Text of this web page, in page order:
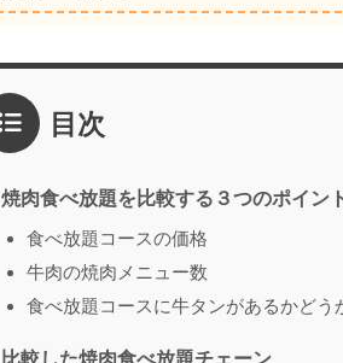
目次
焼肉食べ放題を比較する３つのポイン
食べ放題コースの価格
牛肉の焼肉メニュー数
食べ放題コースに牛タンがあるかどう
比較した焼肉食べ放題チェーン